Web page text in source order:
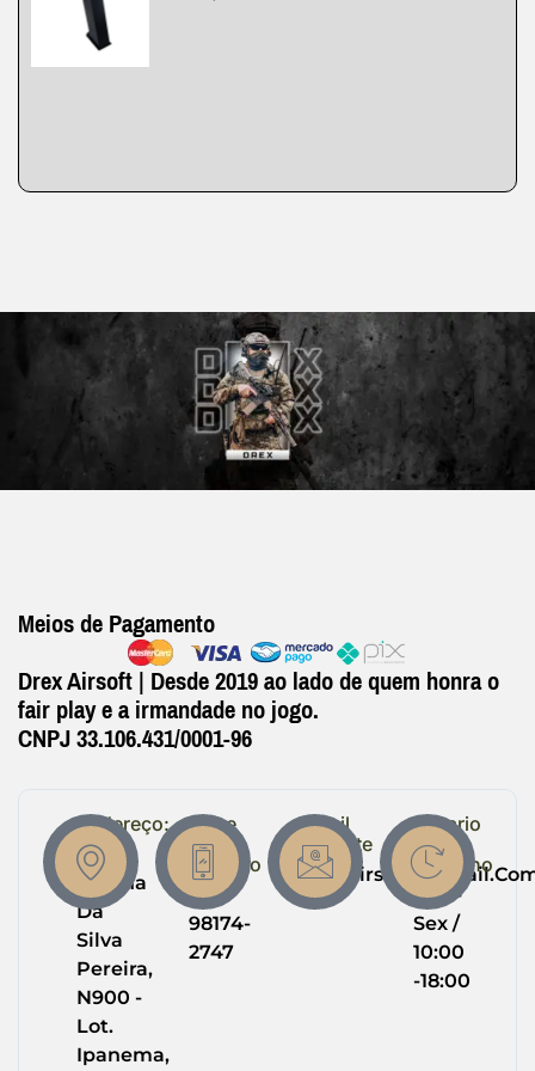
Meios de Pagamento
Drex Airsoft | Desde 2019 ao lado de quem honra o
fair play e a irmandade no jogo.
CNPJ 33.106.431/0001-96
Endereço:
R.
Helena
Da
Silva
Pereira,
N900 -
Lot.
Ipanema,
Entre
em
Contato
(64)
98174-
2747
Email
Suporte
Horario
de
Trabalho
Seg -
Sex /
10:00
-18:00